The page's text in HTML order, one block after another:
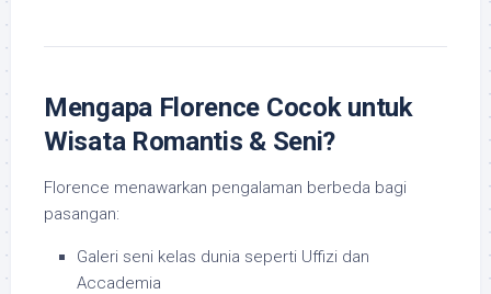
Mengapa Florence Cocok untuk
Wisata Romantis & Seni?
Florence menawarkan pengalaman berbeda bagi
pasangan:
Galeri seni kelas dunia seperti Uffizi dan
Accademia